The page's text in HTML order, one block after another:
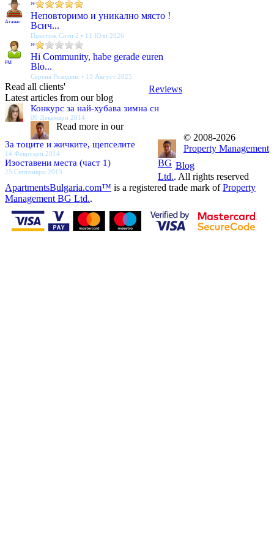
Атанас
”
Неповторимо и уникално място !
Всич...
Престиж Сити 2 • 11 Юли 2026
PM
”
Hi Community, habe gerade euren
Blo...
Серена Резиденс • 13 Август 2025
Reviews
Read all clients'
Latest articles from our blog
Конкурс за най-хубава зимна сн
09 Декември 2014
За тоците и жичките, щепселите
14 Февруари 2014
Изоставени места (част 1)
25 Септември 2013
Blog
Read more in our
© 2008-2026
Property Management
BG
Ltd.. All rights reserved
ApartmentsBulgaria.com™ is a registered trade mark ofProperty
Management BG Ltd..